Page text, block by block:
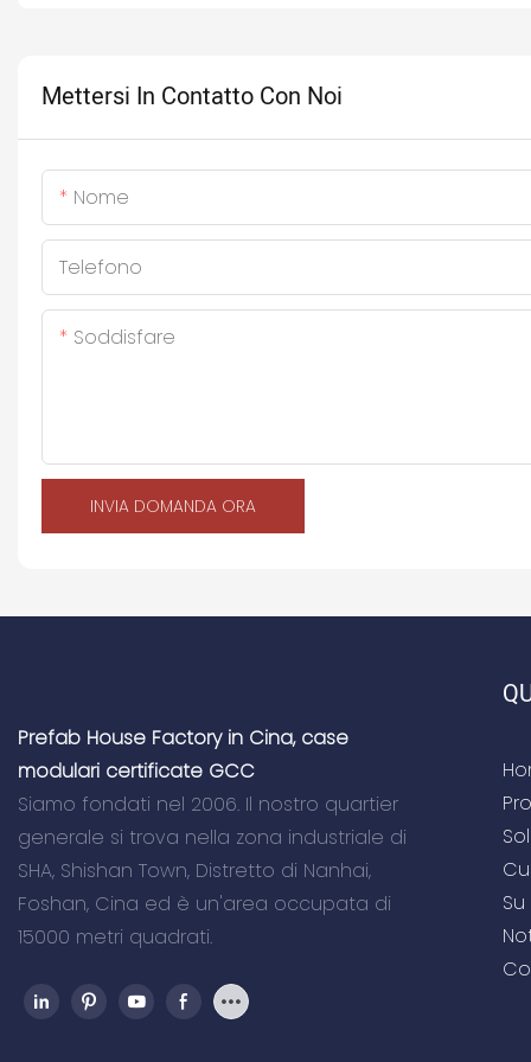
Mettersi In Contatto Con Noi
Nome
Telefono
Soddisfare
INVIA DOMANDA ORA
Prefab House Factory in Cina, case
modulari certificate GCC
Siamo fondati nel 2006. Il nostro quartier
generale si trova nella zona industriale di
SHA, Shishan Town, Distretto di Nanhai,
Foshan, Cina ed è un'area occupata di
15000 metri quadrati.